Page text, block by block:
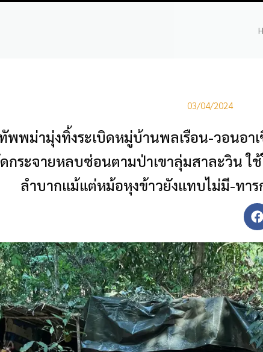
03/04/2024
พพม่ามุ่งทิ้งระเบิดหมู่บ้านพลเรือน-วอนอา
กระจายหลบซ่อนตามป่าเขาลุ่มสาละวิน ใ
ลำบากแม้แต่หม้อหุงข้าวยังแทบไม่มี-ทาร